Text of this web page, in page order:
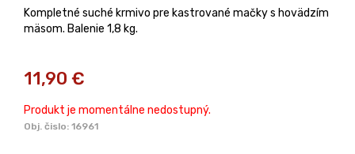
Kompletné suché krmivo pre kastrované mačky s hovädzím
mäsom. Balenie 1,8 kg.
11,90 €
Produkt je momentálne nedostupný.
Obj. čislo: 16961